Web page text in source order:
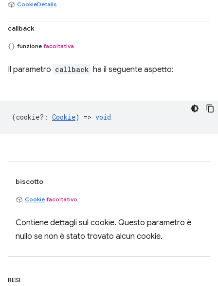
CookieDetails
callback
funzione facoltativa
Il parametro callback ha il seguente aspetto:
(cookie? : Cookie) => void
biscotto
Cookie facoltativo
Contiene dettagli sul cookie. Questo parametro è
nullo se non è stato trovato alcun cookie.
RESI